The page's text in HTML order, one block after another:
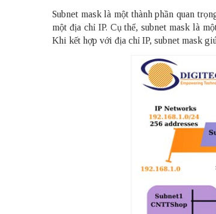
Subnet mask là một thành phần quan
một địa chỉ IP. Cụ thể, subnet mask là
Khi kết hợp với địa chỉ IP, subnet mask